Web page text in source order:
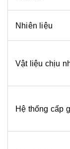
Nhiên liệu
Vật liệu chịu
Hệ thống cấp